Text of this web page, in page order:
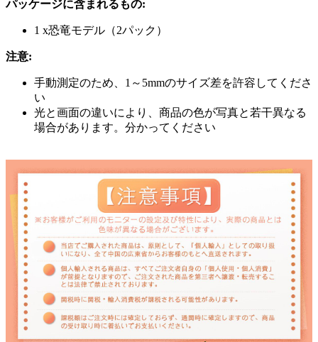
パッケージに含まれるもの:
1 x恐竜モデル（2パック）
注意:
手動測定のため、1～5mmのサイズ差を許容してくださ
い
光と画面の違いにより、商品の色が写真と若干異なる
場合があります。分かってください